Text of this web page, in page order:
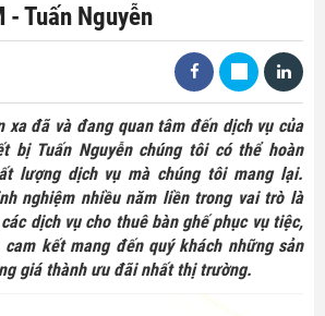
- Tuấn Nguyễn
xa đã và đang quan tâm đến dịch vụ của
bị Tuấn Nguyễn chúng tôi có thể hoàn
lượng dịch vụ mà chúng tôi mang lại.
nghiệm nhiều năm liền trong vai trò là
dịch vụ cho thuê bàn ghế phục vụ tiệc,
kết mang đến quý khách những sản
giá thành ưu đãi nhất thị trường.